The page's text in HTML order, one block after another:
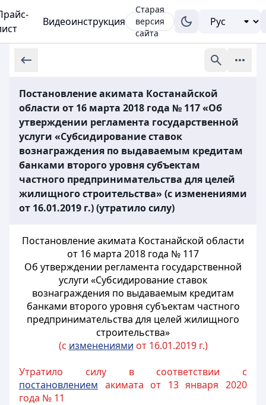
Видеоинструкция
Старая
версия
сайта
Постановление акимата Костанайской
области от 16 марта 2018 года № 117 «Об
утверждении регламента государственной
услуги «Субсидирование ставок
вознаграждения по выдаваемым кредитам
банками второго уровня субъектам
частного предпринимательства для целей
жилищного строительства» (с изменениями
от 16.01.2019 г.) (утратило силу)
Постановление акимата Костанайской области
от 16 марта 2018 года № 117
Об утверждении регламента государственной
услуги «Субсидирование ставок
вознаграждения по выдаваемым кредитам
банками второго уровня субъектам частного
предпринимательства для целей жилищного
строительства»
(с изменениями от 16.01.2019 г.)
Утратило силу в соответствии с
постановлением акимата от 13 января 2020
года № 11